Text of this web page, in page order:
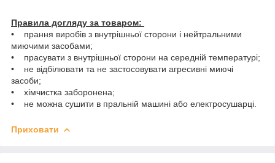
Правила догляду за товаром:
• прання виробів з внутрішньої сторони і нейтральними
миючими засобами;
• прасувати з внутрішньої сторони на середній температурі;
• не відбілювати та не застосовувати агресивні миючі
засоби;
• хімчистка заборонена;
• не можна сушити в пральній машині або електросушарці.
Приховати